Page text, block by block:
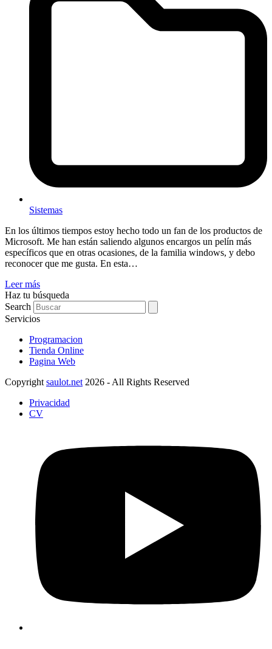
Sistemas
En los últimos tiempos estoy hecho todo un fan de los productos de
Microsoft. Me han están saliendo algunos encargos un pelín más
específicos que en otras ocasiones, de la familia windows, y debo
reconocer que me gusta. En esta…
Leer más
Haz tu búsqueda
Search
Servicios
Programacion
Tienda Online
Pagina Web
Copyright saulot.net 2026 - All Rights Reserved
Privacidad
CV